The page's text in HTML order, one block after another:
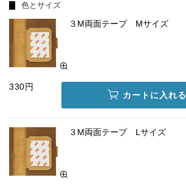
色とサイズ
３M両面テープ Mサイズ
330円
カートに入れる
３M両面テープ Lサイズ